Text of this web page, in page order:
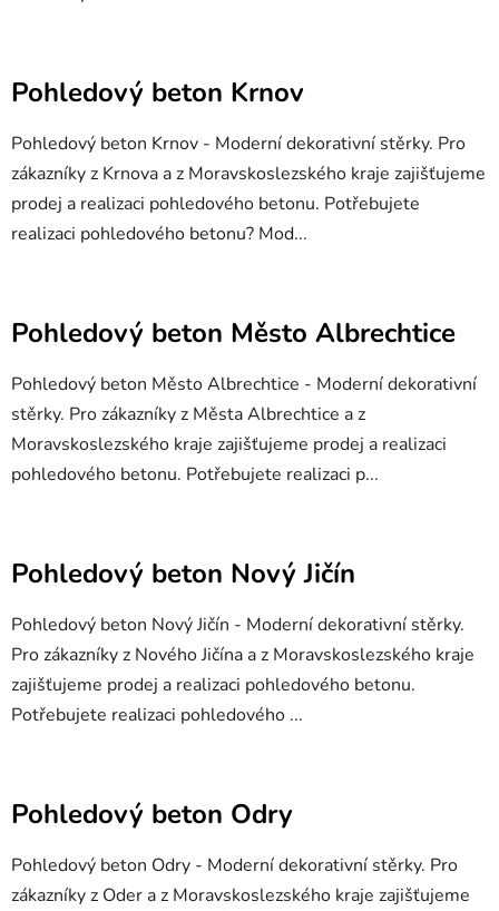
Pohledový beton Krnov
Pohledový beton Krnov - Moderní dekorativní stěrky. Pro
zákazníky z Krnova a z Moravskoslezského kraje zajišťujeme
prodej a realizaci pohledového betonu. Potřebujete
realizaci pohledového betonu? Mod...
Pohledový beton Město Albrechtice
Pohledový beton Město Albrechtice - Moderní dekorativní
stěrky. Pro zákazníky z Města Albrechtice a z
Moravskoslezského kraje zajišťujeme prodej a realizaci
pohledového betonu. Potřebujete realizaci p...
Pohledový beton Nový Jičín
Pohledový beton Nový Jičín - Moderní dekorativní stěrky.
Pro zákazníky z Nového Jičína a z Moravskoslezského kraje
zajišťujeme prodej a realizaci pohledového betonu.
Potřebujete realizaci pohledového ...
Pohledový beton Odry
Pohledový beton Odry - Moderní dekorativní stěrky. Pro
zákazníky z Oder a z Moravskoslezského kraje zajišťujeme